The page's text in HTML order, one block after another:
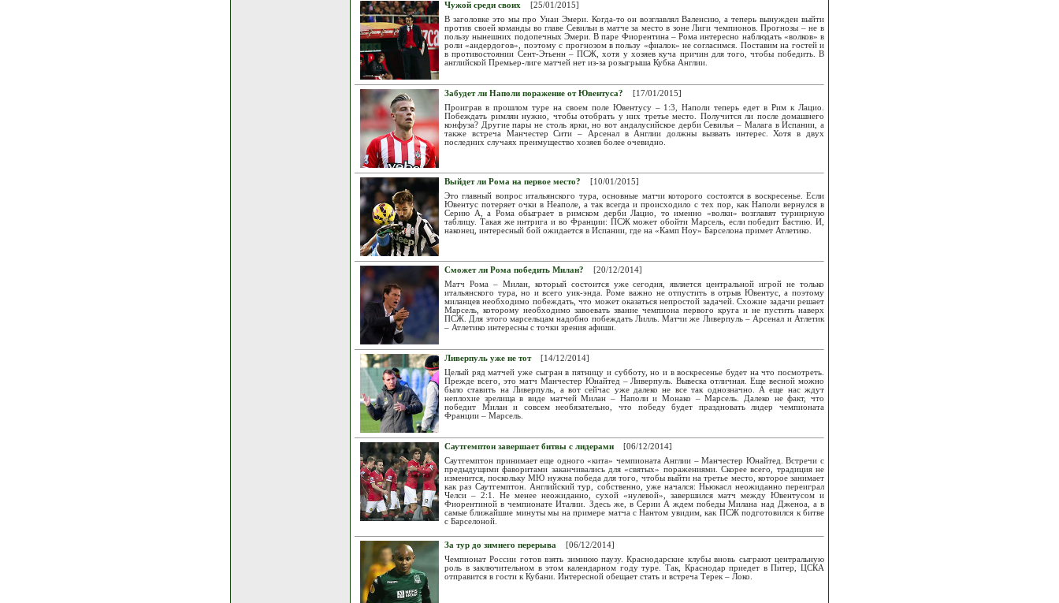
Чужой среди своих
[25/01/2015]
В заголовке это мы про Унаи Эмери. Когда-то он возглавлял Валенсию, а теперь вынужден выйти
против своей команды во главе Севильи в матче за место в зоне Лиги чемпионов. Прогнозы – не в
пользу нынешних подопечных Эмери. В паре Фиорентина – Рома интересно наблюдать «волков» в
роли «андердогов», поэтому с прогнозом в пользу «фиалок» не согласимся. Поставим на гостей и
в противостоянии Сент-Этьенн – ПСЖ, хотя у хозяев куча причин для того, чтобы победить. В
английской Премьер-лиге матчей нет из-за розыгрыша Кубка Англии.
Забудет ли Наполи поражение от Ювентуса?
[17/01/2015]
Проиграв в прошлом туре на своем поле Ювентусу – 1:3, Наполи теперь едет в Рим к Лацио.
Побеждать римлян нужно, чтобы отобрать у них третье место. Получится ли после домашнего
конфуза? Другие пары не столь ярки, но вот андалусийское дерби Севилья – Малага в Испании, а
также встреча Манчестер Сити – Арсенал в Англии должны вызвать интерес. Хотя в двух
последних случаях преимущество хозяев более очевидно.
Выйдет ли Рома на первое место?
[10/01/2015]
Это главный вопрос итальянского тура, основные матчи которого состоятся в воскресенье. Если
Ювентус потеряет очки в Неаполе, а так всегда и происходило с тех пор, как Наполи вернулся в
Серию А, а Рома обыграет в римском дерби Лацио, то именно «волки» возглавят турнирную
таблицу. Такая же интрига и во Франции: ПСЖ может обойти Марсель, если победит Бастию. И,
наконец, интересный бой ожидается в Испании, где на «Камп Ноу» Барселона примет Атлетико.
Сможет ли Рома победить Милан?
[20/12/2014]
Матч Рома – Милан, который состоится уже сегодня, является центральной игрой не только
итальянского тура, но и всего уик-энда. Роме важно не отпустить в отрыв Ювентус, а поэтому
миланцев необходимо побеждать, что может оказаться непростой задачей. Схожие задачи решает
Марсель, которому необходимо завоевать звание чемпиона первого круга и не пустить наверх
ПСЖ. Для этого марсельцам надобно побеждать Лилль. Матчи же Ливерпуль – Арсенал и Атлетик
– Атлетико интересны с точки зрения афиши.
Ливерпуль уже не тот
[14/12/2014]
Целый ряд матчей уже сыгран в пятницу и субботу, но и в воскресенье будет на что посмотреть.
Прежде всего, это матч Манчестер Юнайтед – Ливерпуль. Вывеска отличная. Еще весной можно
было ставить на Ливерпуль, а вот сейчас уже далеко не все так однозначно. А еще нас ждут
неплохие зрелища в виде матчей Милан – Наполи и Монако – Марсель. Далеко не факт, что
победит Милан и совсем необязательно, что победу будет праздновать лидер чемпионата
Франции – Марсель.
Саутгемптон завершает битвы с лидерами
[06/12/2014]
Саутгемптон принимает еще одного «кита» чемпионата Англии – Манчестер Юнайтед. Встречи с
предыдущими фаворитами заканчивались для «святых» поражениями. Скорее всего, традиция не
изменится, поскольку МЮ нужна победа для того, чтобы выйти на третье место, которое занимает
как раз Саутгемптон. Английский тур, собственно, уже начался: Ньюкасл неожиданно переиграл
Челси – 2:1. Не менее неожиданно, сухой «нулевой», завершился матч между Ювентусом и
Фиорентиной в чемпионате Италии. Здесь же, в Серии А ждем победы Милана над Дженоа, а в
самые ближайшие минуты мы на примере матча с Нантом увидим, как ПСЖ подготовился к битве
с Барселоной.
За тур до зимнего перерыва
[06/12/2014]
Чемпионат России готов взять зимнюю паузу. Краснодарские клубы вновь сыграют центральную
роль в заключительном в этом календарном году туре. Так, Краснодар приедет в Питер, ЦСКА
отправится в гости к Кубани. Интересной обещает стать и встреча Терек – Локо.